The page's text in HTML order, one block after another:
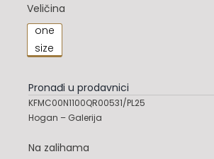
Veličina
one
size
Pronađi u prodavnici
KFMC00N1100QR00531/PL25
Hogan – Galerija
Na zalihama